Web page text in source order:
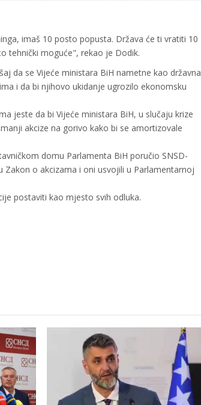
imaš 10 posto popusta. Država će ti vratiti 10
tehnički moguće", rekao je Dodik.
da se Vijeće ministara BiH nametne kao državna
i da bi njihovo ukidanje ugrozilo ekonomsku
jeste da bi Vijeće ministara BiH, u slučaju krize
akcize na gorivo kako bi se amortizovale
domu Parlamenta BiH poručio SNSD-
o akcizama i oni usvojili u Parlamentarnoj
postaviti kao mjesto svih odluka.